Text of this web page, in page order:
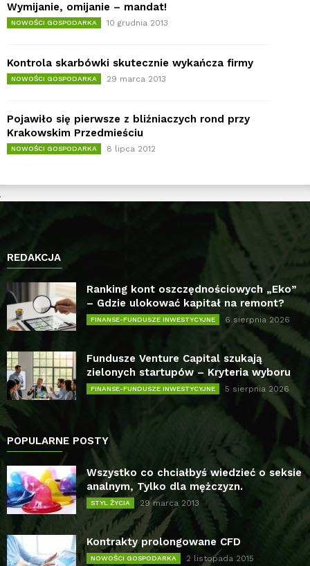
Wymijanie, omijanie – mandat!
NOWOŚCI GOSPODARKA 10 grudnia 2013
Kontrola skarbówki skutecznie wykańcza firmy
NOWOŚCI GOSPODARKA 29 marca 2013
Pojawiło się pierwsze z bliźniaczych rond przy
Krakowskim Przedmieściu
NOWOŚCI GOSPODARKA 8 lipca 2012
REDAKCJA
Ranking kont oszczędnościowych „Eko”
– Gdzie ulokować kapitał na remont?
FINANSE-FUNDUSZE INWESTYCYJNE 6 sierpnia 2026
Fundusze Venture Capital szukają
zielonych startupów – Kryteria wyboru
FINANSE-FUNDUSZE INWESTYCYJNE 5 sierpnia 2026
POPULARNE POSTY
Wszystko co chciałbyś wiedzieć o seksie
analnym, Tylko dla mężczyzn.
STYL ŻYCIA 29 marca 2013
Kontrakty prolongowane CFD
NOWOŚCI GOSPODARKA 2 listopada 2015